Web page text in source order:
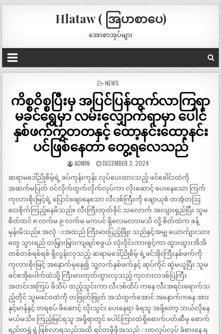
Hlataw ( အြပာစာပေ)
အောစာအုပ်များ
POSTED
IN
NEWS
ကိစ္စဝိစ္စပြီးမှ အပြင်ပြန်ထွက်လာကြရာ
မခင်ရွှေမှာ လမ်းလျှောက်ရာမှာ ပေါင်
နှစ်ဖက်ကွတတနှင့် ထော့နင်းထော့နင်း
ပင်ဖြစ်နေတာ တွေ့ရလေသည်
ADMIN DECEMBER 3, 2024
ဆရာမဒေါ်ညိုစိမ့်ရဲ့ ခပ်ကုန်းကုန်း လုပ်ပေးထားသည့် ဖင်ခေါင်းထဲကို
အဆက်မပြတ် ဝင်လိုက်ထွက်လိုက်လုပ်ကာ လိုးဆောင့် ပေးနေသော ကြက်
ကုလားစိုးမြင့်ရဲ့ ပြောင်ချောနေသော လီးဒစ်ကြီးကို ချောယုစံ တအံ့တသြ
ငေးစိုက်ကြည့်နေမိသည်။ လီးကြီးတုတ်ခိုင် သလောက် အလျားရှည်ပြီး သူမ
စိတ်ထင် ၈ လက်မ ၉ လက်မ မကပင် ရှိလေမလားမသိ လို့ စိတ်ထဲက ခန့်
မှန်းမိသည်။ အလုံ းအထည် ကြီးမားပြည့်ဖြိုး သည်နှင့်အမျှ ယောက်ျားသား
တွေ သွားရည် တမြှားမြှားကျချင်စဖွယ် လုံးဝိုင်းကားစွင့်ကာ ထွားထွားအိအိ
တစ်တစ်ရစ်ရစ် ရှိလွန်းလှသည့် ဆရာမဒေါ်ညိုစိမ့် ရဲ့ဖင်အိုးကြီးနှစ်ဖက်ကို
ကုလားစိုးမြင့် အနောက်မှနေ၍ သူ့လက်နှစ်ဖက်နှင့် ဆုပ်ကိုင် ဆွဲမယူပြီး သူမ
ဖင်စအိုပေါက်ထဲသို့ ကြီးမားတုတ်ထွားလှသည့် ကုလားလဒစ်ပြဲကြီး
အတင်းအကြပ် ဖိသိပ် ထည့်သွင်းကာ လီးဒစ်ထိပ် ကနေ လီးအရင်းရောက်သ
ည့်တိုင် သူမဖင်ဝထဲကို တဗြုတ်ဗြုတ် အသံထွက်အောင် အနောက်ကနေ အား
နှင့်မာန်နှင့် တရစပ် ဖိဆောင့် လိုးသွင်း ပေးနေရာ ခံရသူ အဖို့တော့ ဘယ်လိုနေ
မယ်မသိ။ ကြည့်မြင်ရသူ အဖို့ရာတွင် ပေါင်ကြားထဲရှိစောက်ပတ်ဆီမှ စောက်
ရည်တရွှဲရွှဲ ဖြစ်လာရသည်အထိ ရင်တဖိုဖိုအသည် းတလှပ်လှပ် ခံစားနေ ရ